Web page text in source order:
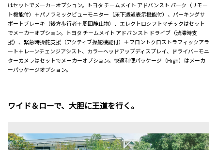
はセットでメーカーオプション。トヨタ チームメイト アドバンスト パーク（リモー
ト機能付）＋パノラミックビューモニター（床下透過表示機能付）、パーキングサ
ポートブレーキ（後方歩行者＋周囲静止物）、エレクトロシフトマチックはセット
でメーカーオプション。トヨタ チームメイト アドバンスト ドライブ（渋滞時支
援）、緊急時操舵支援（アクティブ操舵機能付）＋フロントクロストラフィックアラ
ート＋レーンチェンジアシスト、カラーヘッドアップディスプレイ、ドライバーモニ
ターカメラはセットでメーカーオプション。快適利便パッケージ（High）はメーカ
ーパッケージオプション。
ワイド＆ローで、大胆に王道を行く。